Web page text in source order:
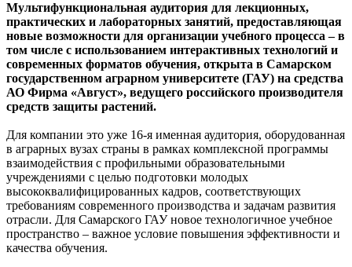
Мультифункциональная аудитория для лекционных,
практических и лабораторных занятий, предоставляющая
новые возможности для организации учебного процесса – в
том числе с использованием интерактивных технологий и
современных форматов обучения, открыта в Самарском
государственном аграрном университете (ГАУ) на средства
АО Фирма «Август», ведущего российского производителя
средств защиты растений.
Для компании это уже 16-я именная аудитория, оборудованная
в аграрных вузах страны в рамках комплексной программы
взаимодействия с профильными образовательными
учреждениями с целью подготовки молодых
высококвалифицированных кадров, соответствующих
требованиям современного производства и задачам развития
отрасли. Для Самарского ГАУ новое технологичное учебное
пространство – важное условие повышения эффективности и
качества обучения.